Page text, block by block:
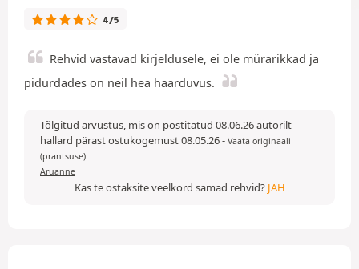
4/5
Rehvid vastavad kirjeldusele, ei ole mürarikkad ja
pidurdades on neil hea haarduvus.
Tõlgitud arvustus, mis on postitatud 08.06.26 autorilt
hallard pärast ostukogemust 08.05.26- Vaata originaali
(prantsuse)
Aruanne
Kas te ostaksite veelkord samad rehvid? JAH